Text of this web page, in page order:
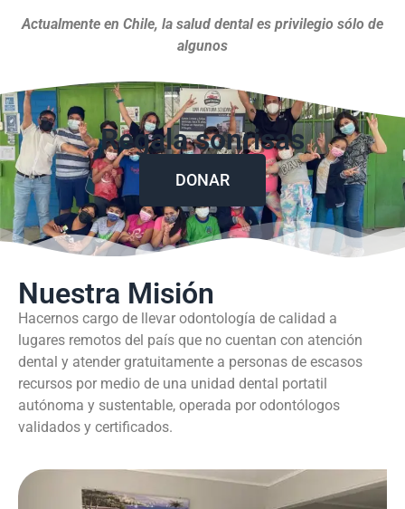
Actualmente en Chile, la salud dental es privilegio sólo de
algunos
Regala sonrisas
DONAR
Nuestra Misión
Hacernos cargo de llevar odontología de calidad a
lugares remotos del país que no cuentan con atención
dental y atender gratuitamente a personas de escasos
recursos por medio de una unidad dental portatil
autónoma y sustentable, operada por odontólogos
validados y certificados.